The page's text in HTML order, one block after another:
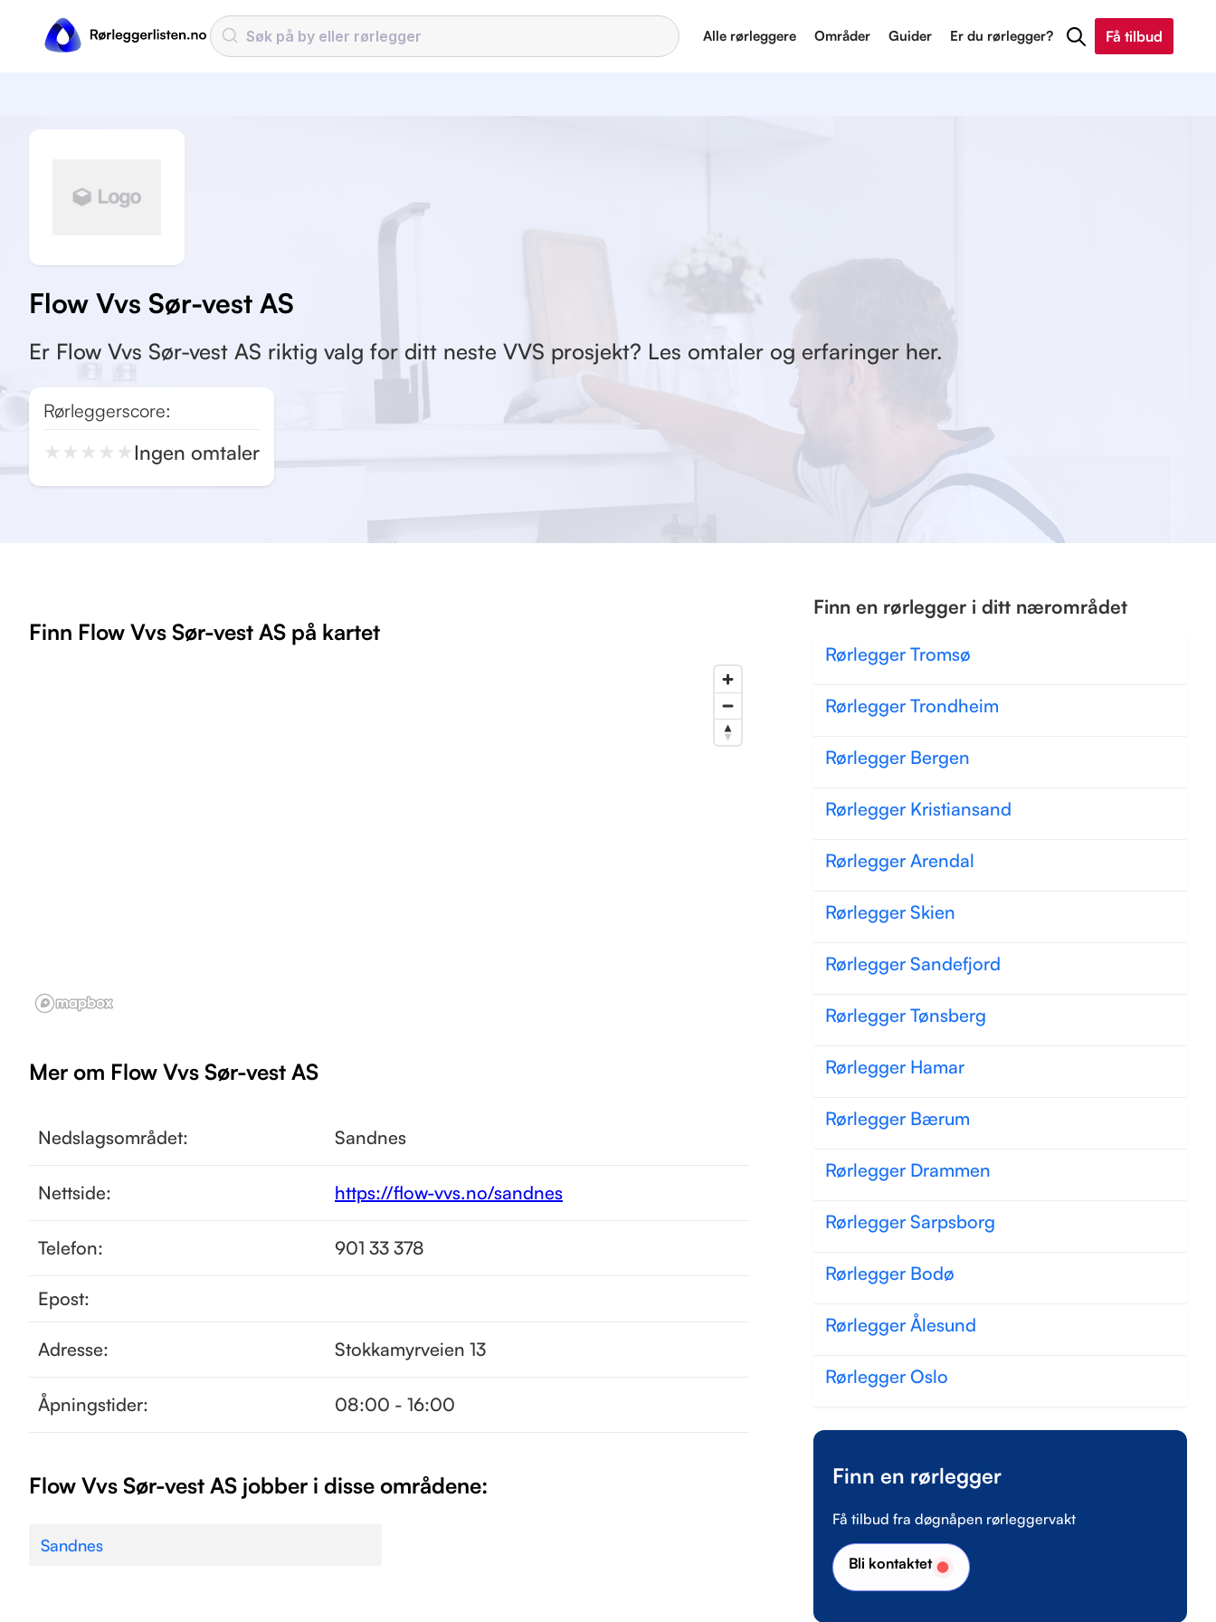
Alle rørleggere Områder Guider Er du rørlegger? Få tilbud
Rørleggerscore:
★ ★ ★ ★ ★ Ingen omtaler
Er Flow Vvs Sør-vest AS riktig valg for ditt neste VVS prosjekt? Les omtaler og erfaringer her.
Flow Vvs Sør-vest AS
Finn Flow Vvs Sør-vest AS på kartet
Mer om Flow Vvs Sør-vest AS
Nedslagsområdet: Sandnes
Nettside: https://flow-vvs.no/sandnes
Telefon: 901 33 378
Epost:
Adresse: Stokkamyrveien 13
Åpningstider: 08:00 - 16:00
Flow Vvs Sør-vest AS jobber i disse områdene:
Sandnes
Finn en rørlegger i ditt nærområdet
Rørlegger Tromsø
Rørlegger Trondheim
Rørlegger Bergen
Rørlegger Kristiansand
Rørlegger Arendal
Rørlegger Skien
Rørlegger Sandefjord
Rørlegger Tønsberg
Rørlegger Hamar
Rørlegger Bærum
Rørlegger Drammen
Rørlegger Sarpsborg
Rørlegger Bodø
Rørlegger Ålesund
Rørlegger Oslo
Finn en rørlegger
Få tilbud fra døgnåpen rørleggervakt
Bli kontaktet